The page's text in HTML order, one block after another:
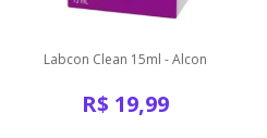
Labcon Clean 15ml - Alcon
R$ 19,99